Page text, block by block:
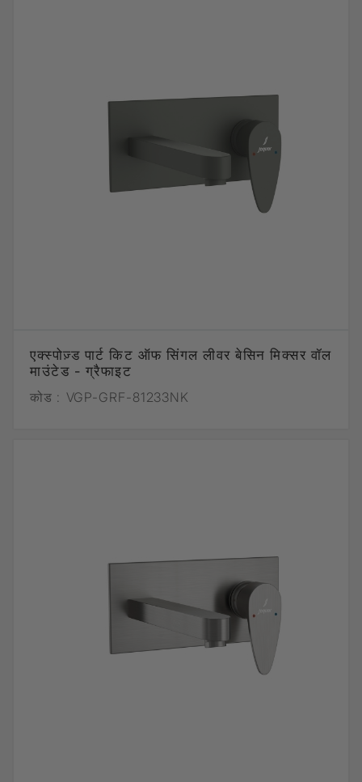
एक्स्पोज़्ड पार्ट किट ऑफ सिंगल लीवर बेसिन मिक्सर वॉल
माउंटेड - ग्रैफाइट
कोड : VGP-GRF-81233NK